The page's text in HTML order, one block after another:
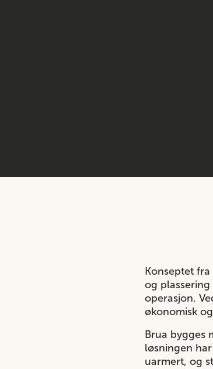
Konseptet
og
operasjon.
økonomisk
Brua bygges
løsningen
uarmert, og